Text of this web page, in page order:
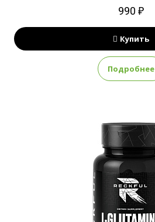
990 ₽
Купить
Подробнее